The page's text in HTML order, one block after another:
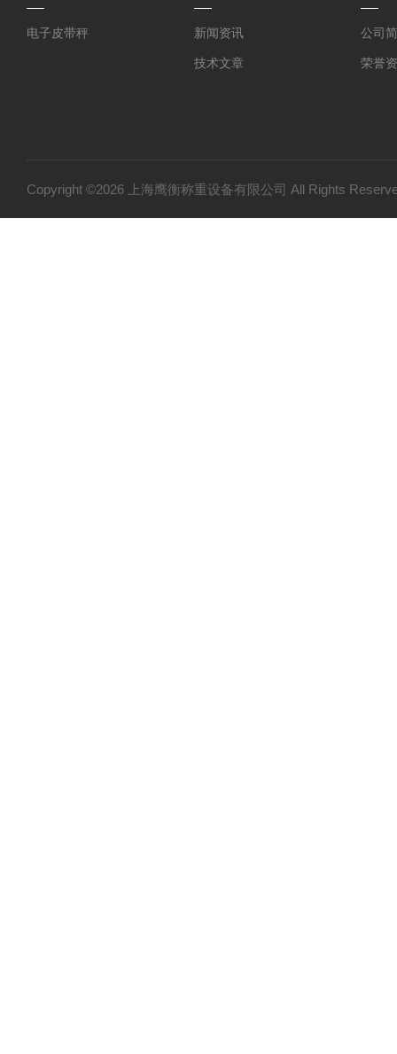
电子皮带秤 新闻资讯
技术文章
公司
荣誉
Copyright ©2026 上海鹰衡称重设备有限公司 All Rights